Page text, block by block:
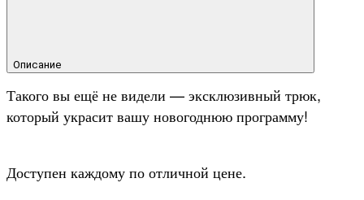
Описание
Такого вы ещё не видели — эксклюзивный трюк,
который украсит вашу новогоднюю программу!
Доступен каждому по отличной цене.